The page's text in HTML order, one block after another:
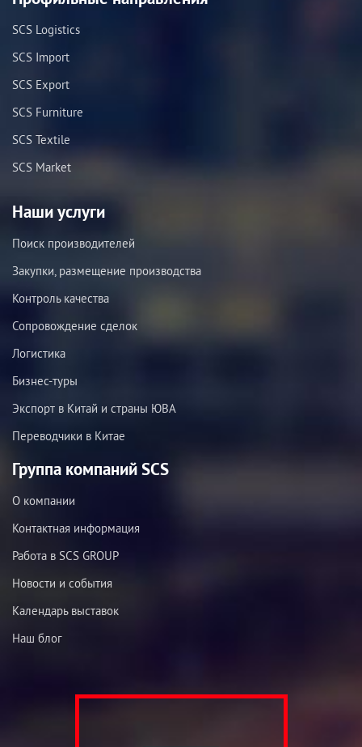
SCS Logistics
SCS Import
SCS Export
SCS Furniture
SCS Textile
SCS Market
Наши услуги
Поиск производителей
Закупки, размещение производства
Контроль качества
Сопровождение сделок
Логистика
Бизнес-туры
Экспорт в Китай и страны ЮВА
Переводчики в Китае
Группа компаний SCS
О компании
Контактная информация
Работа в SCS GROUP
Новости и события
Календарь выставок
Наш блог